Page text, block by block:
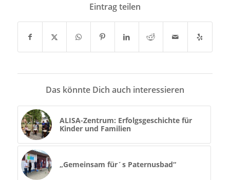
Eintrag teilen
Das könnte Dich auch interessieren
ALISA-Zentrum: Erfolgsgeschichte für
Kinder und Familien
„Gemeinsam für´s Paternusbad“